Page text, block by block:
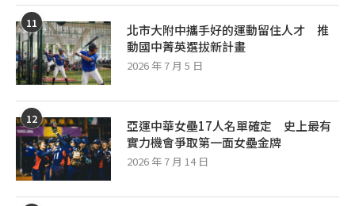
11
北市大附中攜手好的運動留住人才 推
動國中菁英選拔新計畫
2026 年 7 月 5 日
12
亞運中華女壘17人名單確定 史上最有
實力機會爭取第一面女壘金牌
2026 年 7 月 14 日